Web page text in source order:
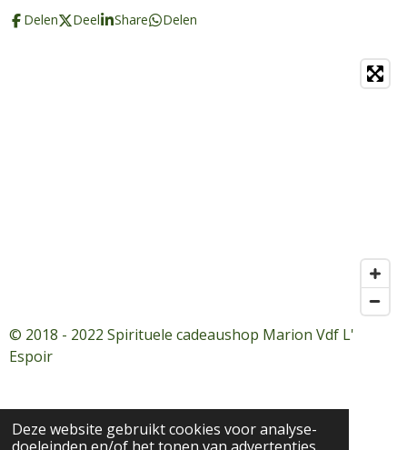
Deze website gebruikt cookies voor analyse-
Delen Deel Share Delen
© 2018 - 2022 Spirituele cadeaushop Marion Vdf L'
Espoir